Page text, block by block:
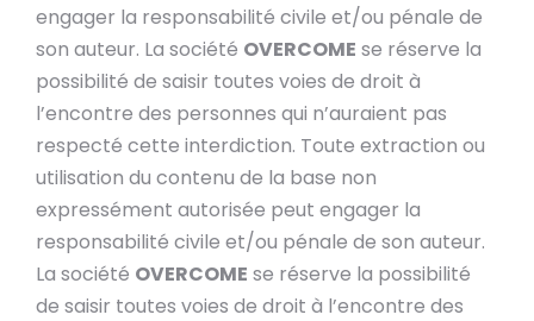
engager la responsabilité civile et/ou pénale de
son auteur. La société OVERCOME se réserve la
possibilité de saisir toutes voies de droit à
l’encontre des personnes qui n’auraient pas
respecté cette interdiction. Toute extraction ou
utilisation du contenu de la base non
expressément autorisée peut engager la
responsabilité civile et/ou pénale de son auteur.
La société OVERCOME se réserve la possibilité
de saisir toutes voies de droit à l’encontre des